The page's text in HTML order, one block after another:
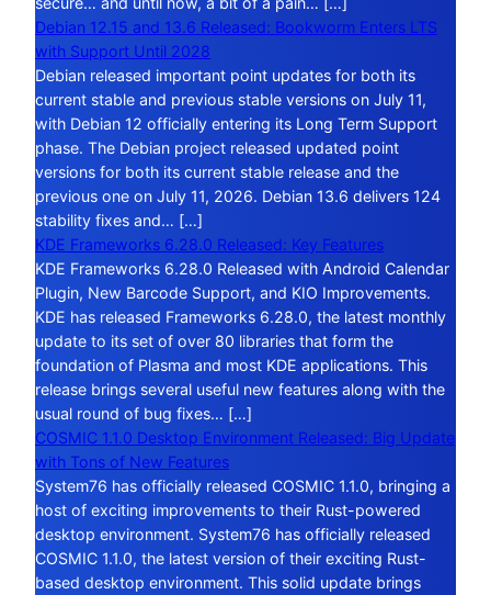
Debian 12.15 and 13.6 Released: Bookworm Enters LTS
with Support Until 2028
Debian released important point updates for both its
current stable and previous stable versions on July 11,
with Debian 12 officially entering its Long Term Support
phase. The Debian project released updated point
versions for both its current stable release and the
previous one on July 11, 2026. Debian 13.6 delivers 124
stability fixes and… […]
KDE Frameworks 6.28.0 Released: Key Features
KDE Frameworks 6.28.0 Released with Android Calendar
Plugin, New Barcode Support, and KIO Improvements.
KDE has released Frameworks 6.28.0, the latest monthly
update to its set of over 80 libraries that form the
foundation of Plasma and most KDE applications. This
release brings several useful new features along with the
usual round of bug fixes… […]
COSMIC 1.1.0 Desktop Environment Released: Big Update
with Tons of New Features
System76 has officially released COSMIC 1.1.0, bringing a
host of exciting improvements to their Rust-powered
desktop environment. System76 has officially released
COSMIC 1.1.0, the latest version of their exciting Rust-
based desktop environment. This solid update brings